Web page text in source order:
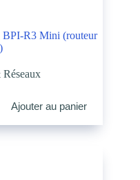
BPI-R3 Mini (routeur
Ajouter au panier